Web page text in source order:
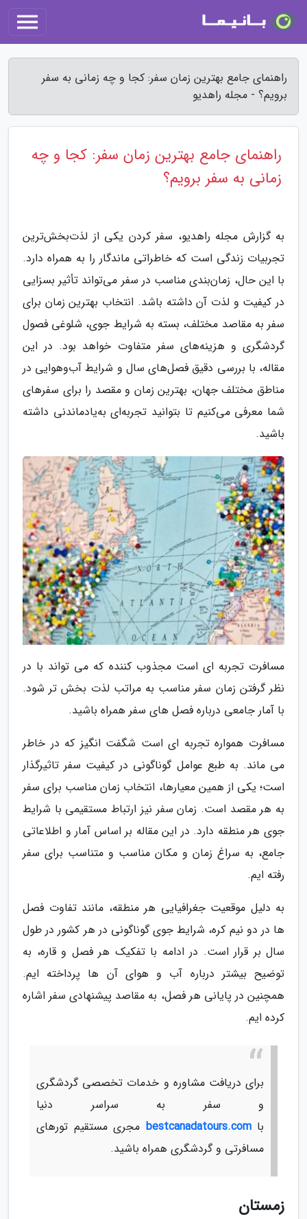
راهنمای جامع بهترین زمان سفر: کجا و چه زمانی به سفر
برویم؟ - مجله راهدیو
راهنمای جامع بهترین زمان سفر: کجا و چه
زمانی به سفر برویم؟
به گزارش مجله راهدیو، سفر کردن یکی از لذت‌بخش‌ترین
تجربیات زندگی است که خاطراتی ماندگار را به همراه دارد.
با این حال، زمان‌بندی مناسب در سفر می‌تواند تأثیر بسزایی
در کیفیت و لذت آن داشته باشد. انتخاب بهترین زمان برای
سفر به مقاصد مختلف، بسته به شرایط جوی، شلوغی فصول
گردشگری و هزینه‌های سفر متفاوت خواهد بود. در این
مقاله، با بررسی دقیق فصل‌های سال و شرایط آب‌وهوایی در
مناطق مختلف جهان، بهترین زمان و مقصد را برای سفرهای
شما معرفی می‌کنیم تا بتوانید تجربه‌ای به‌یادماندنی داشته
باشید.
مسافرت تجربه ای است مجذوب کننده که می تواند با در
نظر گرفتن زمان سفر مناسب به مراتب لذت بخش تر شود.
با آمار جامعی درباره فصل های سفر همراه باشید.
مسافرت همواره تجربه ای است شگفت انگیز که در خاطر
می ماند. به طبع عوامل گوناگونی در کیفیت سفر تاثیرگذار
است؛ یکی از همین معیارها، انتخاب زمان مناسب برای سفر
به هر مقصد است. زمان سفر نیز ارتباط مستقیمی با شرایط
جوی هر منطقه دارد. در این مقاله بر اساس آمار و اطلاعاتی
جامع، به سراغ زمان و مکان مناسب و متناسب برای سفر
رفته ایم.
به دلیل موقعیت جغرافیایی هر منطقه، مانند تفاوت فصل
ها در دو نیم کره، شرایط جوی گوناگونی در هر کشور در طول
سال بر قرار است. در ادامه با تفکیک هر فصل و قاره، به
توضیح بیشتر درباره آب و هوای آن ها پرداخته ایم.
همچنین در پایانی هر فصل، به مقاصد پیشنهادی سفر اشاره
کرده ایم.
برای دریافت مشاوره و خدمات تخصصی گردشگری
و سفر به سراسر دنیا
باbestcanadatours.com مجری مستقیم تورهای
مسافرتی و گردشگری همراه باشید.
زمستان